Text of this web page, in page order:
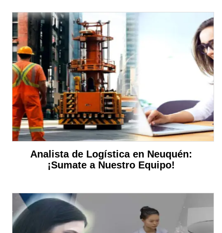
Analista de Logística en Neuquén:
¡Sumate a Nuestro Equipo!